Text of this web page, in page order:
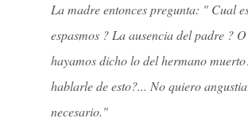
La madre entonces pregunta: " Cual
espasmos ? La ausencia del padre ?
hayamos dicho lo del hermano
hablarle de esto?... No quiero
necesario."